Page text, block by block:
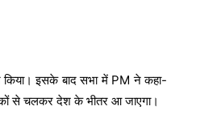
इसके बाद सभा में PM ने कहा-
से चलकर देश के भीतर आ जाएगा।